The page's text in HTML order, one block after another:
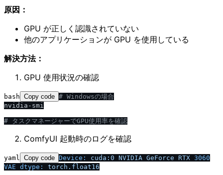
原因：
GPU が正しく認識されていない
他のアプリケーションが GPU を使用している
解決方法：
GPU 使用状況の確認
bash Copy code # Windowsの場合
nvidia-smi
# タスクマネージャーでGPU使用率を確認
ComfyUI 起動時のログを確認
yaml Copy code Device: cuda:0 NVIDIA GeForce RTX 3060
VAE dtype:
torch.float16